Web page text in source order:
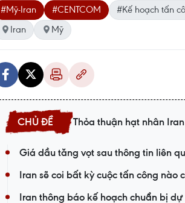
#Mỹ-Iran #CENTCOM #Kế hoạch tấn
Iran
Mỹ
Thỏa thuận hạt nhân Iran
Giá dầu tăng vọt sau thông tin liên
Iran sẽ coi bất kỳ cuộc tấn công nào
Iran thông báo kế hoạch chuẩn bị